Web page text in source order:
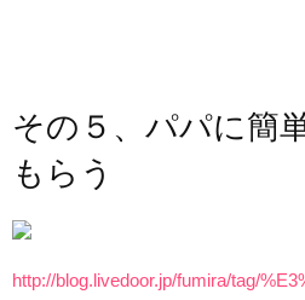
その５、パパに簡
もらう
http://blog.livedoor.jp/fumira/tag/